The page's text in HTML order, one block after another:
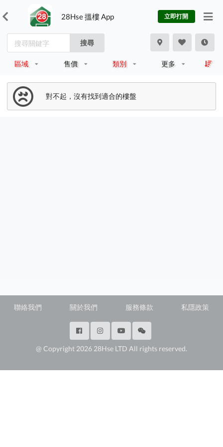
28Hse 搵樓 App 立即打開
搜尋
區域 售價 類別 更多
對不起，沒有找到適合的樓盤
聯絡我們 關於我們 服務條款 私隱政策
@ Copyright 2026 28Hse LTD All rights reserved.